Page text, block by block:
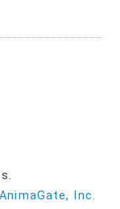
AnimaGate, Inc.